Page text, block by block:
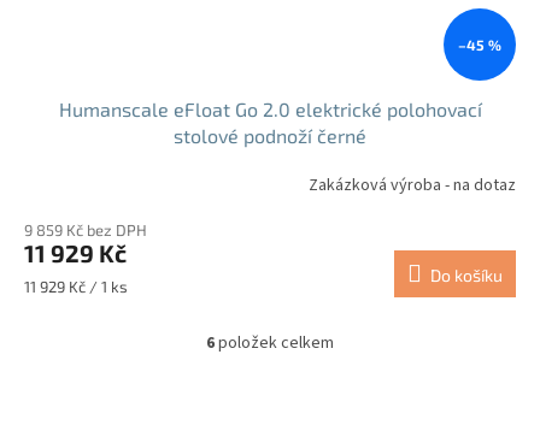
–45 %
Humanscale eFloat Go 2.0 elektrické polohovací
stolové podnoží černé
Zakázková výroba - na dotaz
9 859 Kč bez DPH
11 929 Kč
Měrná
11 929 Kč / 1 ks
Do košíku
O
6položek celkem